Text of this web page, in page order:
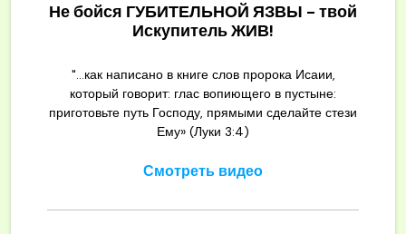
Не бойся ГУБИТЕЛЬНОЙ ЯЗВЫ - твой
Искупитель ЖИВ!
"...как написано в книге слов пророка Исаии,
который говорит: глас вопиющего в пустыне:
приготовьте путь Господу, прямыми сделайте стези
Ему» (Луки 3:4)
Смотреть видео